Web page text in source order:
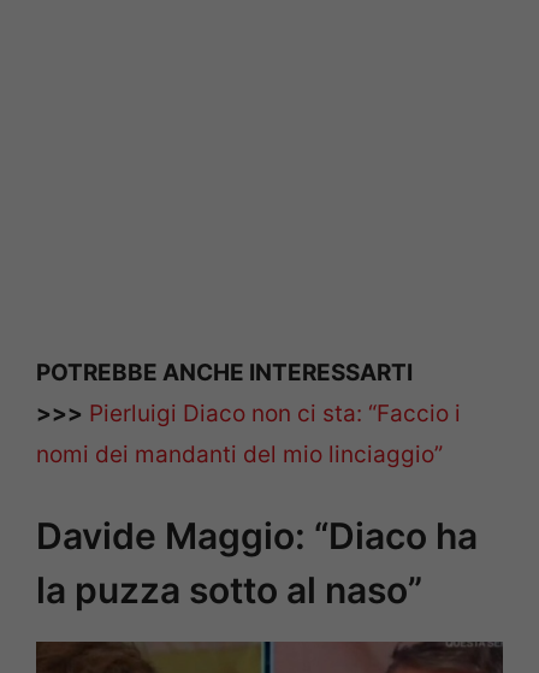
POTREBBE ANCHE INTERESSARTI
>>> Pierluigi Diaco non ci sta: “Faccio i
nomi dei mandanti del mio linciaggio”
Davide Maggio: “Diaco ha
la puzza sotto al naso”